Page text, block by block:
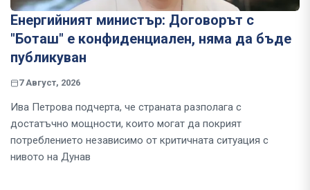
Енергийният министър: Договорът с
"Боташ" е конфиденциален, няма да бъде
публикуван
7 Август, 2026
Ива Петрова подчерта, че страната разполага с
достатъчно мощности, които могат да покрият
потреблението независимо от критичната ситуация с
нивото на Дунав